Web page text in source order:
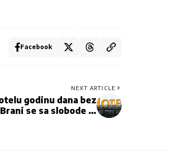
Facebook
NEXT ARTICLE
godinu dana bez
se sa slobode …